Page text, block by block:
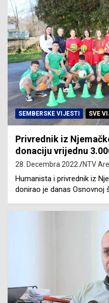
SEMBERSKE VIJESTI SVE
Privrednik iz
donaciju vrijednu
28. Decembra 2022. NTV
Humanista i privrednik iz
donirao je danas Osnovnoj